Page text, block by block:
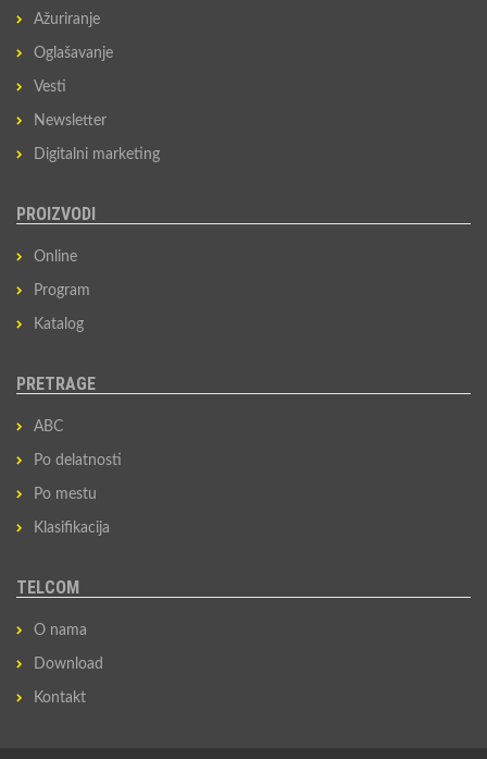
Ažuriranje
Oglašavanje
Vesti
Newsletter
Digitalni marketing
PROIZVODI
Online
Program
Katalog
PRETRAGE
ABC
Po delatnosti
Po mestu
Klasifikacija
TELCOM
O nama
Download
Kontakt